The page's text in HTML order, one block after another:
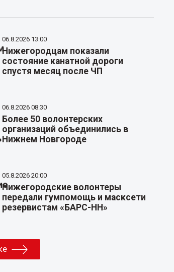
06.8.2026 13:00
Нижегородцам показали
состояние канатной дороги
спустя месяц после ЧП
06.8.2026 08:30
Более 50 волонтерских
организаций объединились в
Нижнем Новгороде
05.8.2026 20:00
Нижегородские волонтеры
передали гумпомощь и масксети
резервистам «БАРС-НН»